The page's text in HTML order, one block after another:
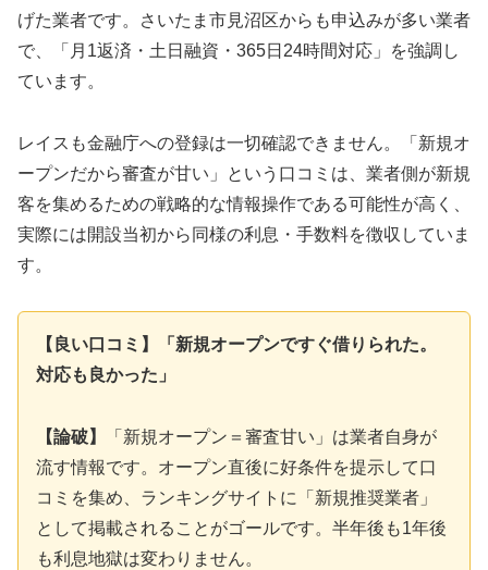
げた業者です。さいたま市見沼区からも申込みが多い業者
で、「月1返済・土日融資・365日24時間対応」を強調し
ています。
レイスも金融庁への登録は一切確認できません。「新規オ
ープンだから審査が甘い」という口コミは、業者側が新規
客を集めるための戦略的な情報操作である可能性が高く、
実際には開設当初から同様の利息・手数料を徴収していま
す。
【良い口コミ】「新規オープンですぐ借りられた。
対応も良かった」
【論破】
「新規オープン＝審査甘い」は業者自身が
流す情報です。オープン直後に好条件を提示して口
コミを集め、ランキングサイトに「新規推奨業者」
として掲載されることがゴールです。半年後も1年後
も利息地獄は変わりません。